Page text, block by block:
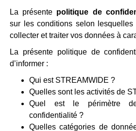
La présente politique de
sur les conditions selon lesquelles
collecter et traiter vos données à
La présente politique de
d’informer :
Qui est STREAMWIDE ?
Quelles sont les activités de
Quel est le périmètre
confidentialité ?
Quelles catégories de